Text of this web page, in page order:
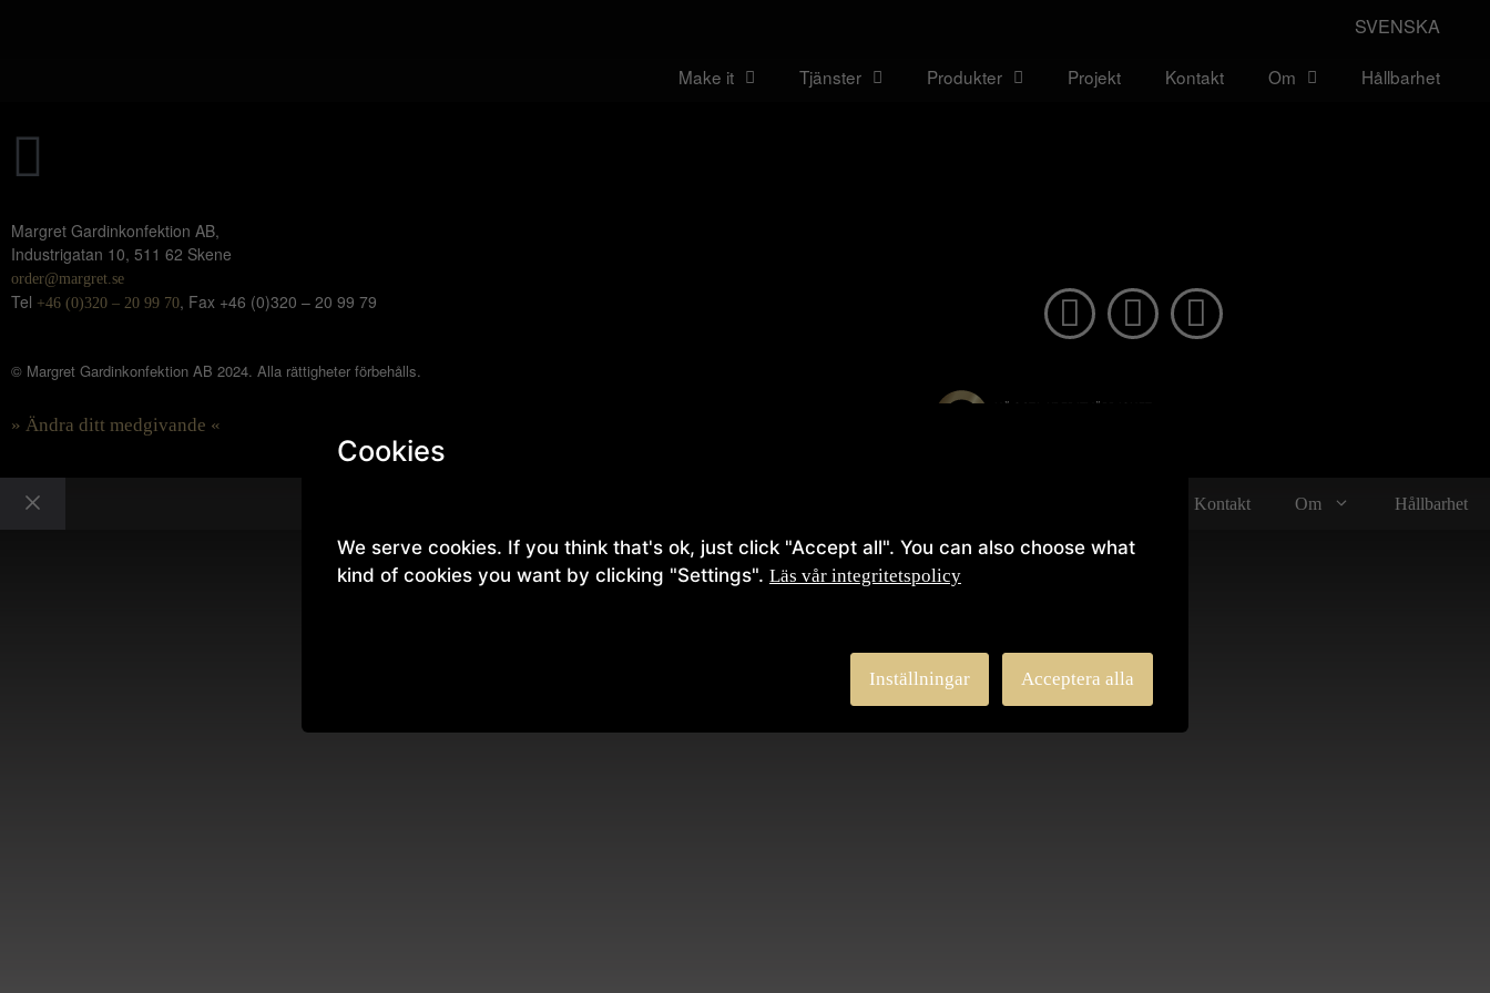
SVENSKA
Make it Tjänster Produkter Projekt Kontakt Om Hållbarhet
Margret Gardinkonfektion AB,
Industrigatan 10, 511 62 Skene
order@margret.se
Tel +46 (0)320 – 20 99 70, Fax +46 (0)320 – 20 99 79
© Margret Gardinkonfektion AB 2024. Alla rättigheter förbehålls.
» Ändra ditt medgivande «
Kontakt Om Hållbarhet
Cookies
We serve cookies. If you think that's ok, just click "Accept all". You can also choose what
kind of cookies you want by clicking "Settings". Läs vår integritetspolicy
Inställningar Acceptera alla